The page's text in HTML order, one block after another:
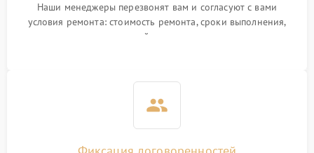
Наши менеджеры перезвонят вам и согласуют с вами
условия ремонта: стоимость ремонта, сроки выполнения,
гарантийные условия